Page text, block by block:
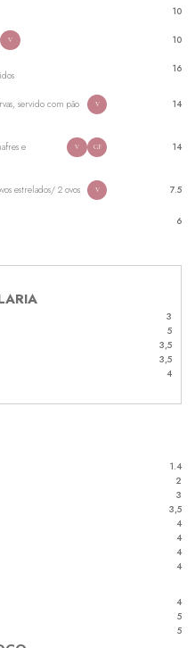
10
V
10
16
servido com pão
V 14
e
V GF 14
estrelados/ 2 ovos
V 7.5
6
3
5
3,5
3,5
4
1.4
2
3
3,5
4
4
4
4
4
5
5